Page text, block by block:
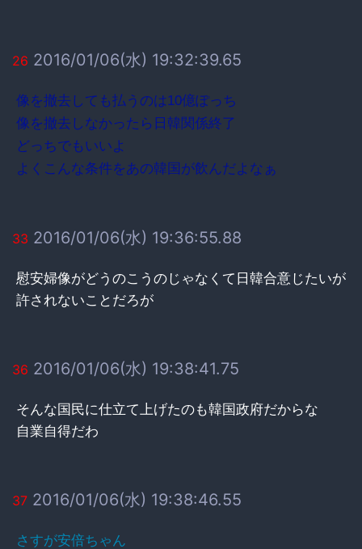
26 2016/01/06(水) 19:32:39.65
像を撤去しても払うのは10億ぽっち
像を撤去しなかったら日韓関係終了
どっちでもいいよ
よくこんな条件をあの韓国が飲んだよなぁ
33 2016/01/06(水) 19:36:55.88
慰安婦像がどうのこうのじゃなくて日韓合意じたいが
許されないことだろが
36 2016/01/06(水) 19:38:41.75
そんな国民に仕立て上げたのも韓国政府だからな
自業自得だわ
37 2016/01/06(水) 19:38:46.55
さすが安倍ちゃん